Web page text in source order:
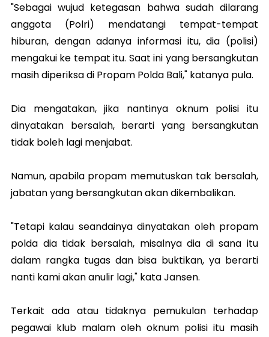
"Sebagai wujud ketegasan bahwa sudah dilarang
anggota (Polri) mendatangi tempat-tempat
hiburan, dengan adanya informasi itu, dia (polisi)
mengakui ke tempat itu. Saat ini yang bersangkutan
masih diperiksa di Propam Polda Bali," katanya pula.
Dia mengatakan, jika nantinya oknum polisi itu
dinyatakan bersalah, berarti yang bersangkutan
tidak boleh lagi menjabat.
Namun, apabila propam memutuskan tak bersalah,
jabatan yang bersangkutan akan dikembalikan.
"Tetapi kalau seandainya dinyatakan oleh propam
polda dia tidak bersalah, misalnya dia di sana itu
dalam rangka tugas dan bisa buktikan, ya berarti
nanti kami akan anulir lagi," kata Jansen.
Terkait ada atau tidaknya pemukulan terhadap
pegawai klub malam oleh oknum polisi itu masih